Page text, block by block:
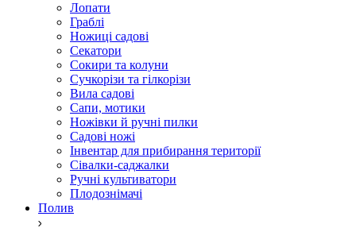
Лопати
Граблі
Ножиці садові
Секатори
Сокири та колуни
Сучкорізи та гілкорізи
Вила садові
Сапи, мотики
Ножівки й ручні пилки
Садові ножі
Інвентар для прибирання території
Сівалки-саджалки
Ручні культиватори
Плодознімачі
Полив